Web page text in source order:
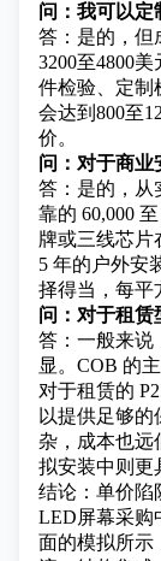
问：我可以
答：是的，但
3200至4800
件检验、定制
会达到800至
价。
问：对于商业
答：是的，从
靠的 60,000
牌或三线芯片
5 年的户外安
择得当，每平
问：对于租
答：一般来说
显。COB 的
对于租赁的
以提供足够的
杂，成本也远
拟安装中则更
结论：单价陷
LED屏幕采购
面的模拟所示